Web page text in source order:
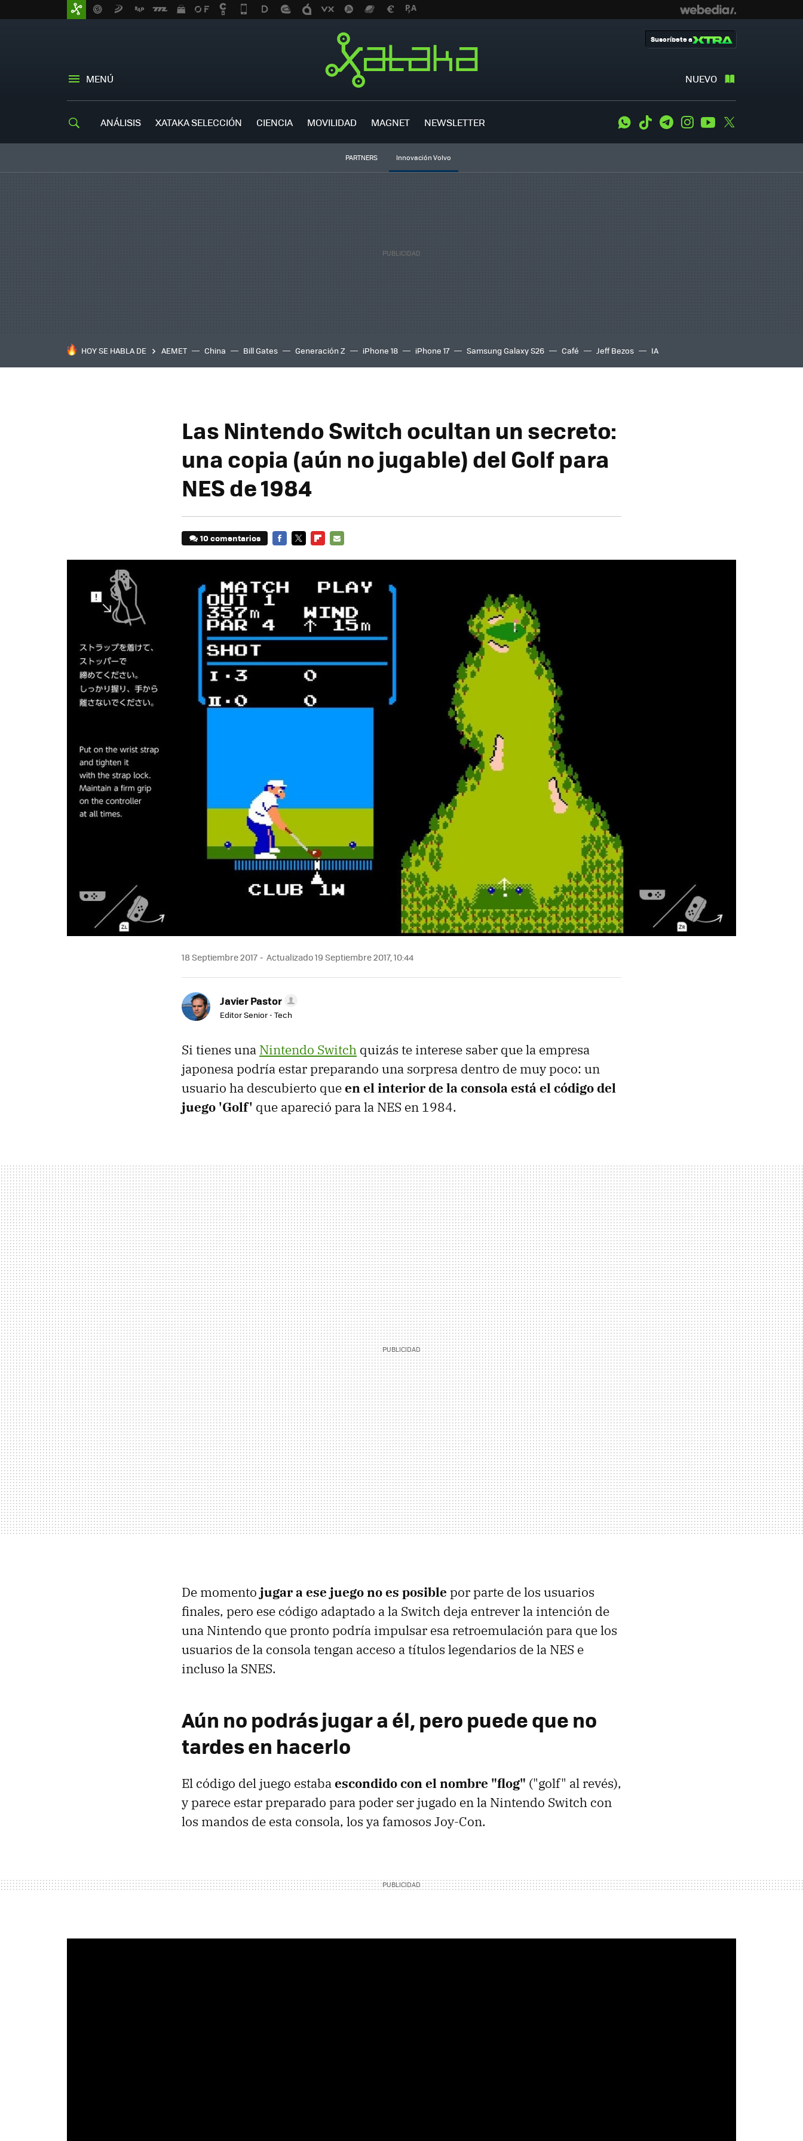
MENÚ NUEVO
Suscríbete a
ANÁLISIS XATAKA SELECCIÓN CIENCIA MOVILIDAD MAGNET NEWSLETTER WhatsApp
Tiktok TelegramInstagramYoutube
PARTNERS Innovación Volvo
HOY SE HABLA DE AEMET China Bill Gates Generación Z iPhone 18 iPhone 17 Samsung Galaxy S26 Café Jeff Bezos IA
Las Nintendo Switch ocultan un secreto:
una copia (aún no jugable) del Golf para
NES de 1984
10 comentarios
18 Septiembre 2017 Actualizado 19 Septiembre 2017, 10:44
Javier Pastor
Editor Senior - Tech
Si tienes una Nintendo Switch quizás te interese saber que la empresa
japonesa podría estar preparando una sorpresa dentro de muy poco: un
usuario ha descubierto queen el interior de la consola está el código del
juego 'Golf' que apareció para la NES en 1984.
De momento jugar a ese juego no es posible por parte de los usuarios
finales, pero ese código adaptado a la Switch deja entrever la intención de
una Nintendo que pronto podría impulsar esa retroemulación para que los
usuarios de la consola tengan acceso a títulos legendarios de la NES e
incluso la SNES.
Aún no podrás jugar a él, pero puede que no
tardes en hacerlo
El código del juego estabaescondido con el nombre "flog" ("golf" al revés),
y parece estar preparado para poder ser jugado en la Nintendo Switch con
los mandos de esta consola, los ya famosos Joy-Con.